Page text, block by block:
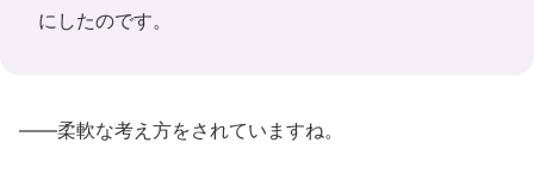
にしたのです。
――柔軟な考え方をされていますね。